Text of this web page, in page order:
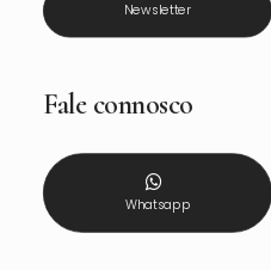
Newsletter
Fale connosco
Whatsapp